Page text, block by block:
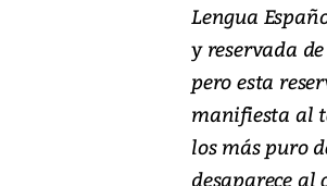
Lengua
y reservada
pero esta
manifiesta al
los más puro
desaparece al